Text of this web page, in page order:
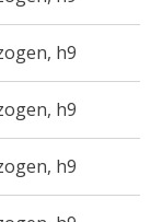
h9
h9
h9